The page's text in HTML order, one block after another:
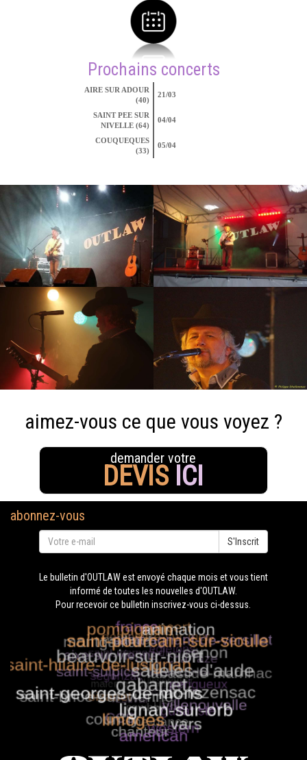
Prochains concerts
AIRE SUR ADOUR
(40)
21/03
SAINT PEE SUR
NIVELLE (64)
04/04
COUQUEQUES
(33)
05/04
aimez-vous ce que vous voyez ?
demander votre
DEVIS ICI
abonnez-vous
S'Inscrit
Le bulletin d'OUTLAW est envoyé chaque mois et vous tient
informé de toutes les nouvelles d'OUTLAW.
Pour recevoir ce bulletin inscrivez-vous ci-dessus.